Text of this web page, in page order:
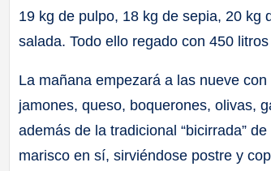
19 kg de pulpo, 18 kg de sepia, 20 kg
salada. Todo ello regado con 450
La mañana empezará a las nueve
jamones, queso, boquerones, olivas,
además de la tradicional “bicirrada”
marisco en sí, sirviéndose postre y